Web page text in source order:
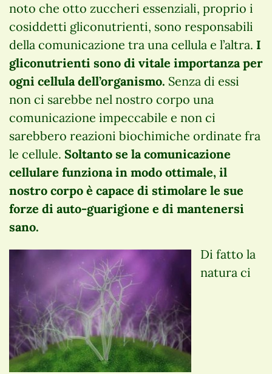
noto che otto zuccheri essenziali, proprio i
cosiddetti gliconutrienti, sono responsabili
della comunicazione tra una cellula e l’altra. I
gliconutrienti sono di vitale importanza per
ogni cellula dell’organismo. Senza di essi
non ci sarebbe nel nostro corpo una
comunicazione impeccabile e non ci
sarebbero reazioni biochimiche ordinate fra
le cellule. Soltanto se la comunicazione
cellulare funziona in modo ottimale, il
nostro corpo è capace di stimolare le sue
forze di auto-guarigione e di mantenersi
sano.
Di fatto la
natura ci